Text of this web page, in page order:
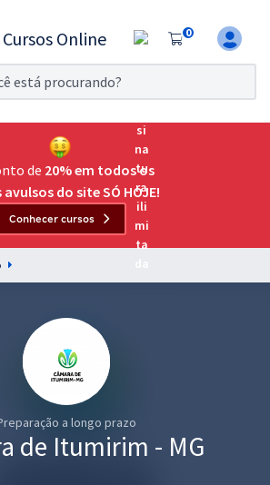
0
11
Teste grátis por 7 dias!
Passar
para o Exame da
para as principais
de 20% em todos os
do site SÓ HOJE!
Conhecer cursos
a longo prazo
de Itumirim - MG